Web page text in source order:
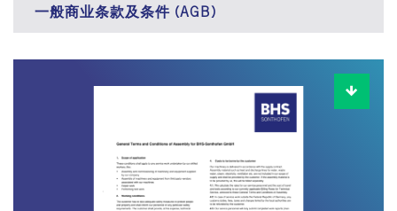
一般商业条款及条件 (AGB)